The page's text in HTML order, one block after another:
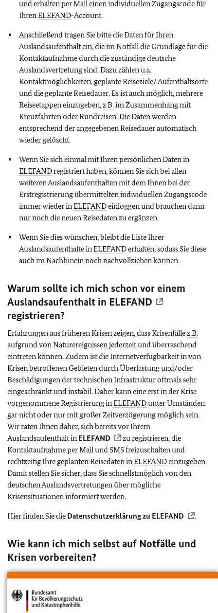
und erhalten per Mail einen individuellen Zugangscode für
IhrenELEFAND-Account.
Anschließend tragen Sie bitte die Daten für Ihren
Auslandsaufenthalt ein, die im Notfall die Grundlage für die
Kontaktaufnahme durch die zuständige deutsche
Auslandsvertretung sind. Dazu zählenu.a.
Kontaktmöglichkeiten, geplante Reiseziele/ Aufenthaltsorte
und die geplante Reisedauer. Es ist auch möglich, mehrere
Reiseetappen einzugeben,z.B.im Zusammenhang mit
Kreuzfahrten oder Rundreisen. Die Daten werden
entsprechend der angegebenen Reisedauer automatisch
wieder gelöscht.
Wenn Sie sich einmal mit Ihren persönlichen Daten in
ELEFANDregistriert haben, können Sie sich bei allen
weiteren Auslandsaufenthalten mit dem Ihnen bei der
Erstregistrierung übermittelten individuellen Zugangscode
immer wieder inELEFANDeinloggen und brauchen dann
nur noch die neuen Reisedaten zu ergänzen.
Wenn Sie dies wünschen, bleibt die Liste Ihrer
Auslandsaufenthalte inELEFANDerhalten, sodass Sie diese
auch im Nachhinein noch nachvollziehen können.
Warum sollte ich mich schon vor einem
Auslandsaufenthalt in ELEFAND
registrieren?
Erfahrungen aus früheren Krisen zeigen, dass Krisenfällez.B.
aufgrund von Naturereignissen jederzeit und überraschend
eintreten können. Zudem ist die Internetverfügbarkeit in von
Krisen betroffenen Gebieten durch Überlastung und/oder
Beschädigungen der technischen Infrastruktur oftmals sehr
eingeschränkt und instabil. Daher kann eine erst in der Krise
vorgenommene Registrierung inELEFANDunter Umständen
gar nicht oder nur mit großer Zeitverzögerung möglich sein.
Wir raten Ihnen daher, sich bereits vor Ihrem
Auslandsaufenthalt in ELEFAND
zu registrieren, die
Kontaktaufnahme per Mail und SMS freizuschalten und
rechtzeitig Ihre geplanten Reisedaten inELEFANDeinzugeben.
Damit stellen Sie sicher, dass Sie schnellstmöglich von den
deutschen Auslandsvertretungen über mögliche
Krisensituationen informiert werden.
Hier finden Sie die Datenschutzerklärung zu ELEFAND .
Wie kann ich mich selbst auf Notfälle und
Krisen vorbereiten?